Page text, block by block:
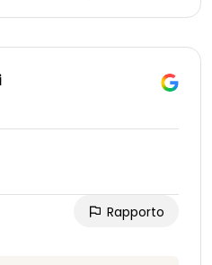
Rapporto